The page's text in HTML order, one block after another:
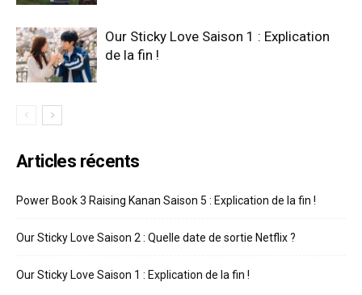
Our Sticky Love Saison 1 : Explication
de la fin !
Articles récents
Power Book 3 Raising Kanan Saison 5 : Explication de la fin !
Our Sticky Love Saison 2 : Quelle date de sortie Netflix ?
Our Sticky Love Saison 1 : Explication de la fin !